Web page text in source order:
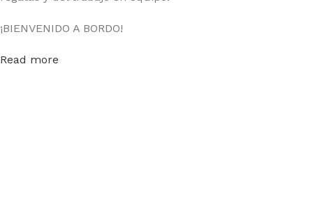
¡BIENVENIDO A BORDO!
Read more